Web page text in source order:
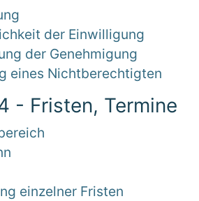
der Einwilligung
der Genehmigung
eines Nichtberechtigten
- Fristen, Termine
einzelner Fristen